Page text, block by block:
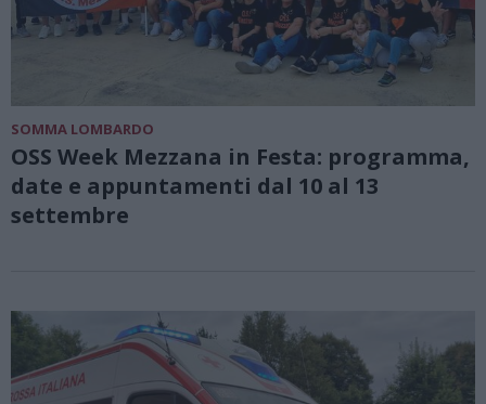
SOMMA LOMBARDO
OSS Week Mezzana in Festa: programma,
date e appuntamenti dal 10 al 13
settembre